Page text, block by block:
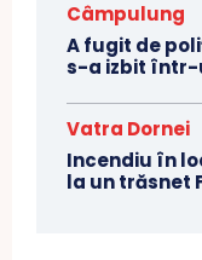
Câmpulung
A fugit de
s-a izbit într-
Vatra Dornei
Incendiu în
la un trăsnet